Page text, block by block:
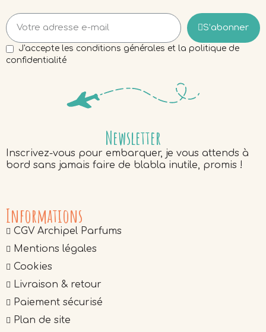
S’abonner
J'accepte les conditions générales et la politique de
confidentialité
Newsletter
Inscrivez-vous pour embarquer, je vous attends à
bord sans jamais faire de blabla inutile, promis !
Informations
CGV Archipel Parfums
Mentions légales
Cookies
Livraison & retour
Paiement sécurisé
Plan de site